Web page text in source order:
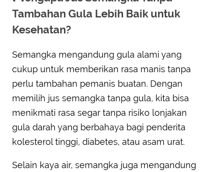
Tambahan Gula Lebih Baik untuk
Kesehatan?
Semangka mengandung gula alami yang
cukup untuk memberikan rasa manis tanpa
perlu tambahan pemanis buatan. Dengan
memilih jus semangka tanpa gula, kita bisa
menikmati rasa segar tanpa risiko lonjakan
gula darah yang berbahaya bagi penderita
kolesterol tinggi, diabetes, atau asam urat.
Selain kaya air, semangka juga mengandung